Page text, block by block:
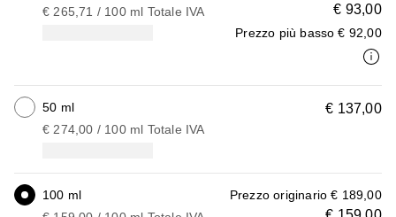
€ 93,00
Prezzo più basso € 92,00
€ 265,71 / 100 ml Totale IVA
€ 137,00
50 ml
€ 274,00 / 100 ml Totale IVA
Prezzo originario € 189,00
100 ml